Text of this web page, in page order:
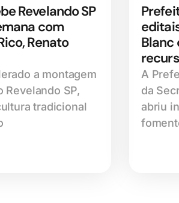
Revelando SP
com
Renato
a montagem
Revelando SP,
tradicional
Blanc
A
da
abriu